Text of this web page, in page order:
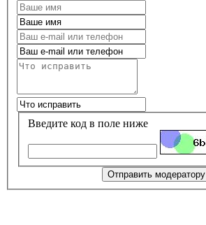
Введите код в поле ниже
Отправить модератору